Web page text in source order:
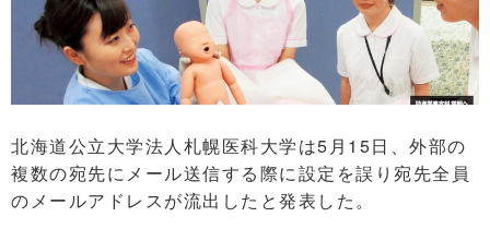
北海道公立大学法人札幌医科大学は5月15日、外部の
複数の宛先にメール送信する際に設定を誤り宛先全員
のメールアドレスが流出したと発表した。